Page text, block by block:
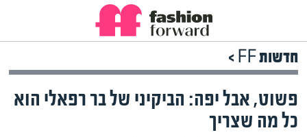
חדשות FF >
פשוט, אבל יפה: הביקיני של בר רפאלי הוא
כל מה שצריך